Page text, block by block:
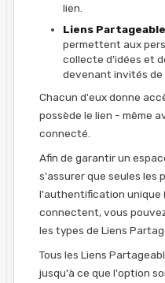
lien.
Liens
permettent aux
collecte d'idées et
devenant invités de
Chacun d'eux donne
possède le lien - même
connecté.
Afin de garantir un
s'assurer que seules les
l'authentification unique
connectent, vous
les types de Liens
Tous les Liens
jusqu'à ce que l'option